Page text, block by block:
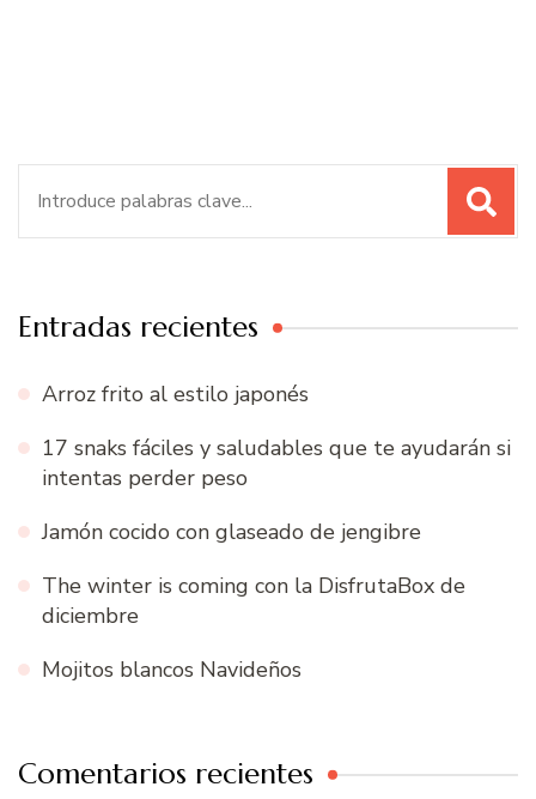
Entradas recientes
Arroz frito al estilo japonés
17 snaks fáciles y saludables que te ayudarán si
intentas perder peso
Jamón cocido con glaseado de jengibre
The winter is coming con la DisfrutaBox de
diciembre
Mojitos blancos Navideños
Comentarios recientes